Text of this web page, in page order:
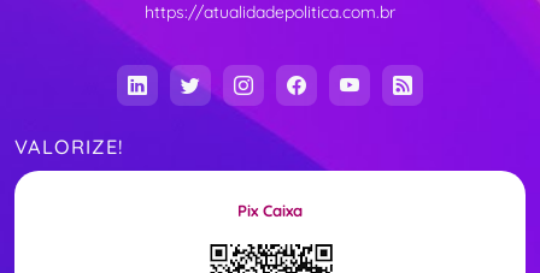
https://atualidadepolitica.com.br
VALORIZE!
Pix Caixa